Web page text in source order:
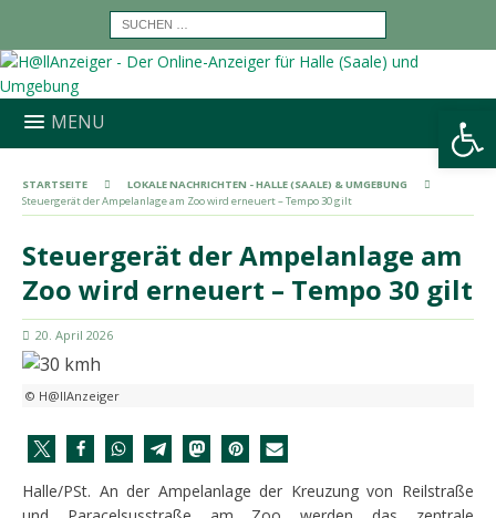
Werkzeugleiste öffnen
MENU
STARTSEITE
LOKALE NACHRICHTEN - HALLE (SAALE) & UMGEBUNG
Steuergerät der Ampelanlage am Zoo wird erneuert – Tempo 30 gilt
Steuergerät der Ampelanlage am
Zoo wird erneuert – Tempo 30 gilt
20. April 2026
© H@llAnzeiger
Halle/PSt. An der Ampelanlage der Kreuzung von Reilstraße